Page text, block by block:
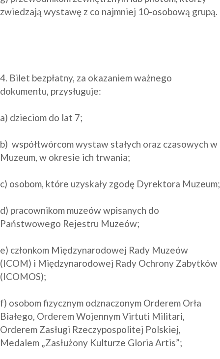
zwiedzają wystawę z co najmniej 10-osobową grupą.
4. Bilet bezpłatny, za okazaniem ważnego
dokumentu, przysługuje:
a) dzieciom do lat 7;
b)  współtwórcom wystaw stałych oraz czasowych w
Muzeum, w okresie ich trwania;
c) osobom, które uzyskały zgodę Dyrektora Muzeum;
d) pracownikom muzeów wpisanych do
Państwowego Rejestru Muzeów;
e) członkom Międzynarodowej Rady Muzeów
(ICOM) i Międzynarodowej Rady Ochrony Zabytków
(ICOMOS);
f) osobom fizycznym odznaczonym Orderem Orła
Białego, Orderem Wojennym Virtuti Militari,
Orderem Zasługi Rzeczypospolitej Polskiej,
Medalem „Zasłużony Kulturze Gloria Artis”;